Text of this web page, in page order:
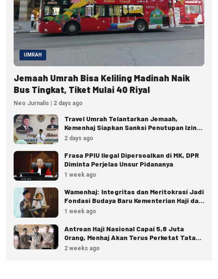
UMRAH
Jemaah Umrah Bisa Keliling Madinah Naik
Bus Tingkat, Tiket Mulai 40 Riyal
Neo Jurnalis | 2 days ago
Travel Umrah Telantarkan Jemaah,
Kemenhaj Siapkan Sanksi Penutupan Izin
hingga Pidana
2 days ago
Frasa PPIU Ilegal Dipersoalkan di MK, DPR
Diminta Perjelas Unsur Pidananya
1 week ago
Wamenhaj: Integritas dan Meritokrasi Jadi
Fondasi Budaya Baru Kementerian Haji dan
Umrah
1 week ago
Antrean Haji Nasional Capai 5,8 Juta
Orang, Menhaj Akan Terus Perketat Tata
Kelola
2 weeks ago